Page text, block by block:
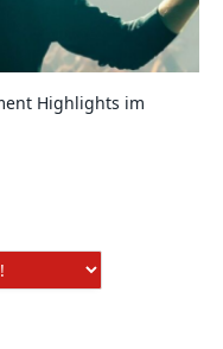
Highlights im